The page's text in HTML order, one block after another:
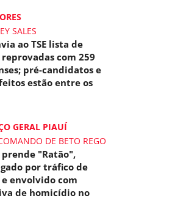
SALES
ao TSE lista de
com 259
pré-candidatos e
estão entre os
GERAL PIAUÍ
DE BETO REGO
prende "Ratão",
por tráfico de
e envolvido com
de homicídio no